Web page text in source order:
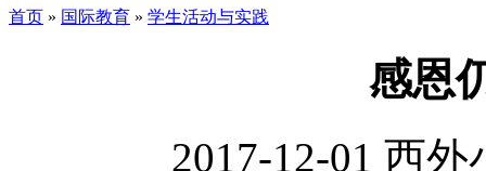
首页 » 国际教育 » 学生活动与实践
感恩
2017-12-01 西